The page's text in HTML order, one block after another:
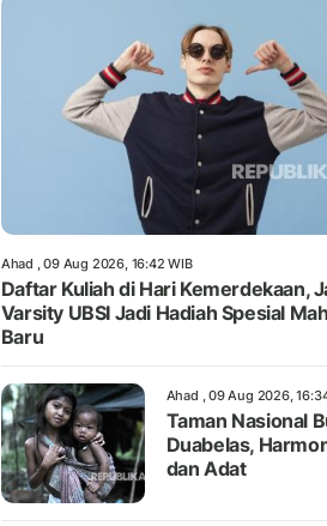
Ahad , 09 Aug 2026, 16:42 WIB
Daftar Kuliah di Hari Kemerdekaan,
Varsity UBSI Jadi Hadiah Spesial
Baru
Ahad , 09 Aug 2026,
Taman Nasional
Duabelas,
dan Adat